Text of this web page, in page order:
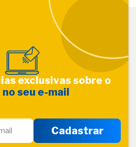
exclusivas sobre o
no seu e-mail